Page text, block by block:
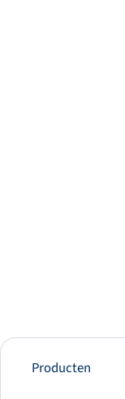
Producten